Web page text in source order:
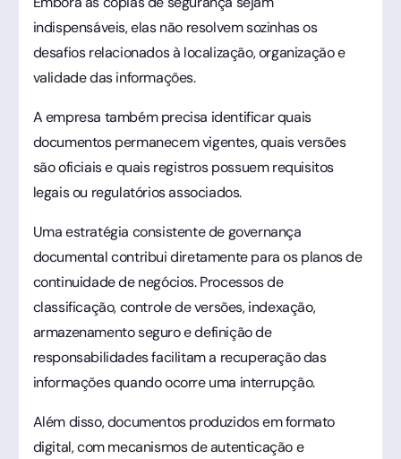
indispensáveis, elas não resolvem sozinhas os
desafios relacionados à localização, organização e
validade das informações.
A empresa também precisa identificar quais
documentos permanecem vigentes, quais versões
são oficiais e quais registros possuem requisitos
legais ou regulatórios associados.
Uma estratégia consistente de governança
documental contribui diretamente para os planos de
continuidade de negócios. Processos de
classificação, controle de versões, indexação,
armazenamento seguro e definição de
responsabilidades facilitam a recuperação das
informações quando ocorre uma interrupção.
Além disso, documentos produzidos em formato
digital, com mecanismos de autenticação e